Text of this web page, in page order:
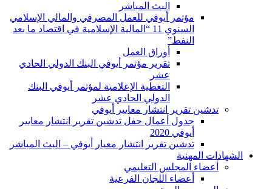
البث المباشر
مؤتمر أيوفي للعمل المصرفي والمالي الإسلامي
السنوي 11 “المالية الإسلامية في اقتصاد ما بعد
النفط”
أوراق العمل
تقرير مؤتمر أيوفي البنك الدولي الحادي
عشر
التغطية الإعلامية لمؤتمر أيوفي البنك
الدولي الحادي عشر
تدشين تقرير انتشار معايير أيوفي
جدول أعمال حفل تدشين تقرير انتشار معايير
أيوفي 2020
تدشين تقرير انتشار معيار أيوفي – البث المباشر
الشهادات المهنية
أعضاء المجلس التعليمي
أعضاء اللجان الفرعية